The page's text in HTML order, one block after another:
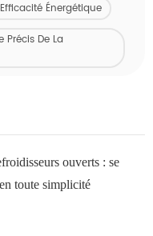
Énergétique
Précis De La
ouverts : se
toute simplicité